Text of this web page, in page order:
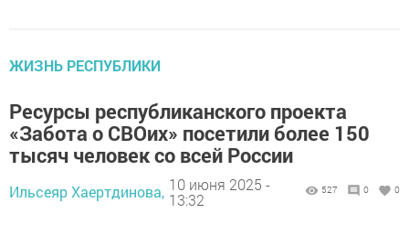
ЖИЗНЬ РЕСПУБЛИКИ
Ресурсы республиканского проекта
«Забота о СВОих» посетили более 150
тысяч человек со всей России
Ильсеяр Хаертдинова, 10 июня 2025 -
13:32
527 0 0